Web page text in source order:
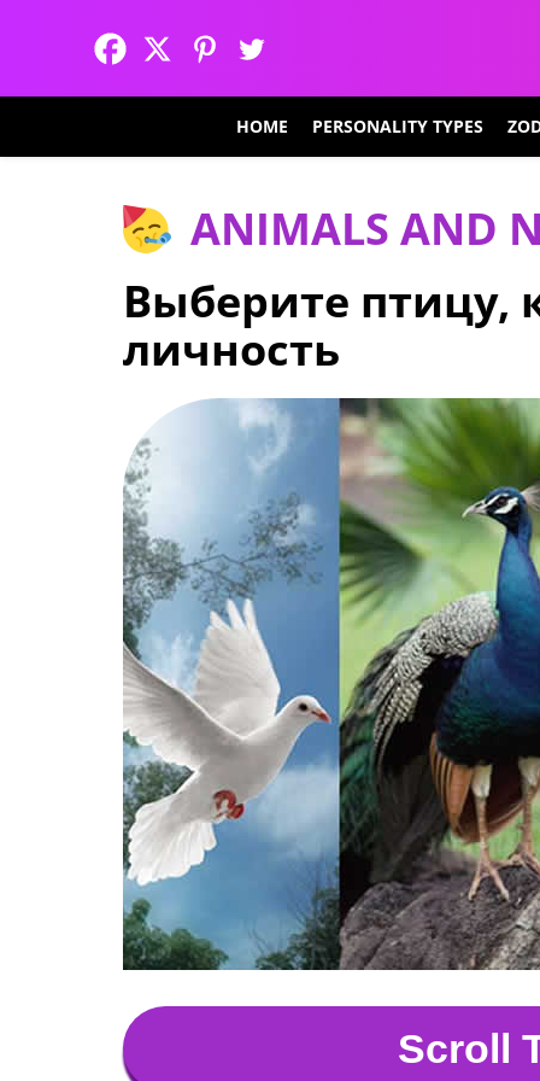
HOME PERSONALITY TYPES
ANIMALS AND
Выберите птицу,
личность
Scroll